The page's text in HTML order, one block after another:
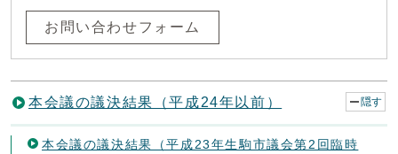
お問い合わせフォーム
本会議の議決結果（平成24年以前） 隠す
本会議の議決結果（平成23年生駒市議会第2回臨時